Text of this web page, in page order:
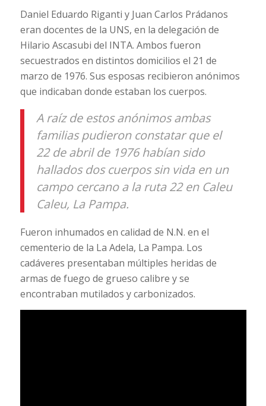
Daniel Eduardo Riganti y Juan Carlos Prádanos
eran docentes de la UNS, en la delegación de
Hilario Ascasubi del INTA. Ambos fueron
secuestrados en distintos domicilios el 21 de
marzo de 1976. Sus esposas recibieron anónimos
que indicaban donde estaban los cuerpos.
A raíz de estos anónimos ambas
familias pudieron constatar que el
22 de abril de 1976 habían sido
hallados dos cuerpos sin vida en un
campo cercano a la ruta 22 en Caleu
Caleu, La Pampa.
Fueron inhumados en calidad de N.N. en el
cementerio de la La Adela, La Pampa. Los
cadáveres presentaban múltiples heridas de
armas de fuego de grueso calibre y se
encontraban mutilados y carbonizados.